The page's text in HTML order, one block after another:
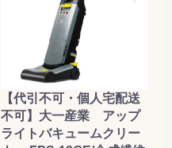
【代引不可・個人宅配送
不可】大一産業 アップ
ライトバキュームクリー